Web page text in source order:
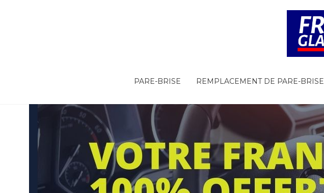
PARE-BRISE REMPLACEMENT DE PARE-BRISE